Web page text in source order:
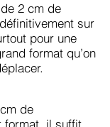
2 cm de
sur
pour une
format qu’on
de
format, il suffit